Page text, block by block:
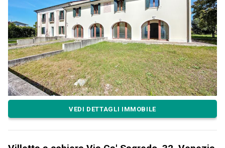
VEDI DETTAGLI IMMOBILE